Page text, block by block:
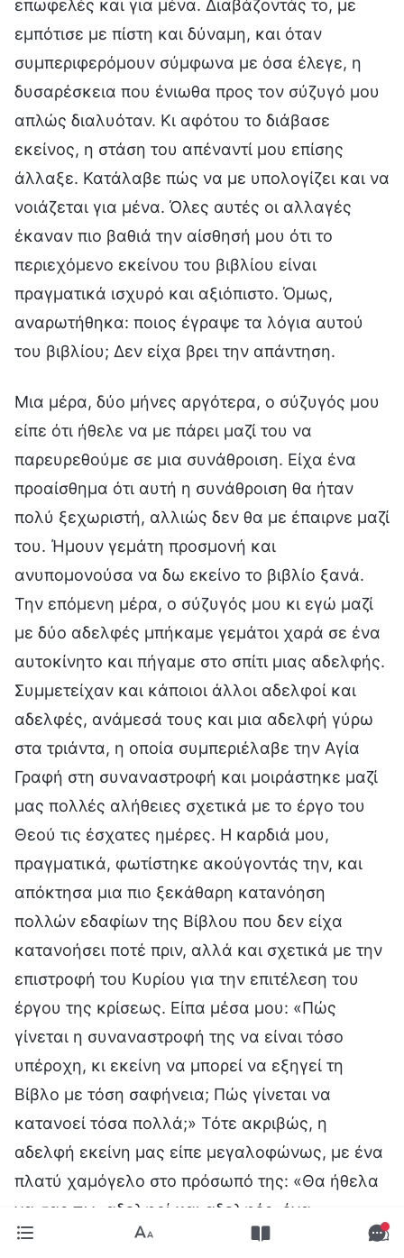
επωφελές και για μένα. Διαβάζοντάς το, με
εμπότισε με πίστη και δύναμη, και όταν
συμπεριφερόμουν σύμφωνα με όσα έλεγε, η
δυσαρέσκεια που ένιωθα προς τον σύζυγό μου
απλώς διαλυόταν. Κι αφότου το διάβασε
εκείνος, η στάση του απέναντί μου επίσης
άλλαξε. Κατάλαβε πώς να με υπολογίζει και να
νοιάζεται για μένα. Όλες αυτές οι αλλαγές
έκαναν πιο βαθιά την αίσθησή μου ότι το
περιεχόμενο εκείνου του βιβλίου είναι
πραγματικά ισχυρό και αξιόπιστο. Όμως,
αναρωτήθηκα: ποιος έγραψε τα λόγια αυτού
του βιβλίου; Δεν είχα βρει την απάντηση.
Μια μέρα, δύο μήνες αργότερα, ο σύζυγός μου
είπε ότι ήθελε να με πάρει μαζί του να
παρευρεθούμε σε μια συνάθροιση. Είχα ένα
προαίσθημα ότι αυτή η συνάθροιση θα ήταν
πολύ ξεχωριστή, αλλιώς δεν θα με έπαιρνε μαζί
του. Ήμουν γεμάτη προσμονή και
ανυπομονούσα να δω εκείνο το βιβλίο ξανά.
Την επόμενη μέρα, ο σύζυγός μου κι εγώ μαζί
με δύο αδελφές μπήκαμε γεμάτοι χαρά σε ένα
αυτοκίνητο και πήγαμε στο σπίτι μιας αδελφής.
Συμμετείχαν και κάποιοι άλλοι αδελφοί και
αδελφές, ανάμεσά τους και μια αδελφή γύρω
στα τριάντα, η οποία συμπεριέλαβε την Αγία
Γραφή στη συναναστροφή και μοιράστηκε μαζί
μας πολλές αλήθειες σχετικά με το έργο του
Θεού τις έσχατες ημέρες. Η καρδιά μου,
πραγματικά, φωτίστηκε ακούγοντάς την, και
απόκτησα μια πιο ξεκάθαρη κατανόηση
πολλών εδαφίων της Βίβλου που δεν είχα
κατανοήσει ποτέ πριν, αλλά και σχετικά με την
επιστροφή του Κυρίου για την επιτέλεση του
έργου της κρίσεως. Είπα μέσα μου: «Πώς
γίνεται η συναναστροφή της να είναι τόσο
υπέροχη, κι εκείνη να μπορεί να εξηγεί τη
Βίβλο με τόση σαφήνεια; Πώς γίνεται να
κατανοεί τόσα πολλά;» Τότε ακριβώς, η
αδελφή εκείνη μας είπε μεγαλοφώνως, με ένα
πλατύ χαμόγελο στο πρόσωπό της: «Θα ήθελα
να σας πω, αδελφοί και αδελφές, ένα
απίστευτα καλό νέο, το οποίο είναι πραγματικά